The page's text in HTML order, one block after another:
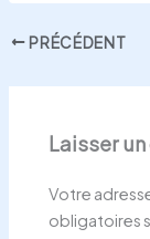
PRÉCÉDENT
Laisser
Votre
obligatoires